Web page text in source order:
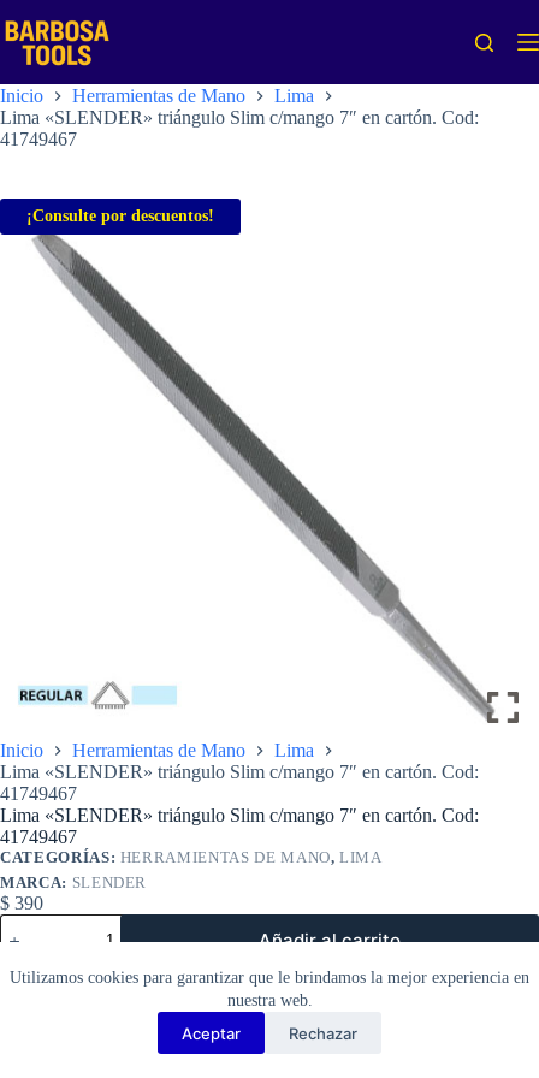
al
contenido
Utilizamos cookies para garantizar que le brindamos la mejor experiencia en
nuestra web.
Aceptar Rechazar
Inicio Herramientas de Mano
Lima
Lima «SLENDER» triángulo Slim c/mango 7″ en cartón. Cod:
41749467
¡Consulte por descuentos!
Inicio Herramientas de Mano
Lima
Lima «SLENDER» triángulo Slim c/mango 7″ en cartón. Cod:
41749467
Lima «SLENDER» triángulo Slim c/mango 7″ en cartón. Cod:
41749467
CATEGORÍAS: HERRAMIENTAS DE MANO,LIMA
MARCA: SLENDER
$ 390
Lima
«SLENDER»
Slim
Añadir al carrito
Copyright Barbosa Tools©